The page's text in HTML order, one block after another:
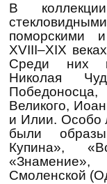
В
поморскими
XVIII–XIX
Среди них
Николая
Великого,
и Илии. Особо
были
Купина»,
Смоленской